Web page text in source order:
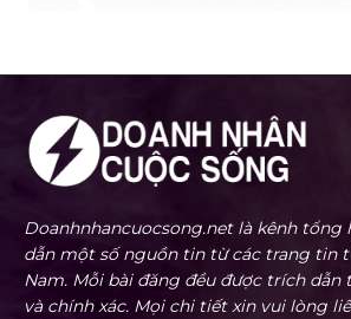
Doanhnhancuocsong.net là kênh
dẫn một số nguồn tin từ các trang tin
Nam. Mỗi bài đăng đều được trích dẫn
và chính xác. Mọi chi tiết xin vui lòng